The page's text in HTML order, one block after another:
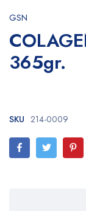
GSN
365gr.
SKU 214-0009